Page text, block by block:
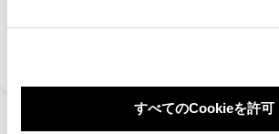
すべてのCookieを許可
ご利用方法はこちら